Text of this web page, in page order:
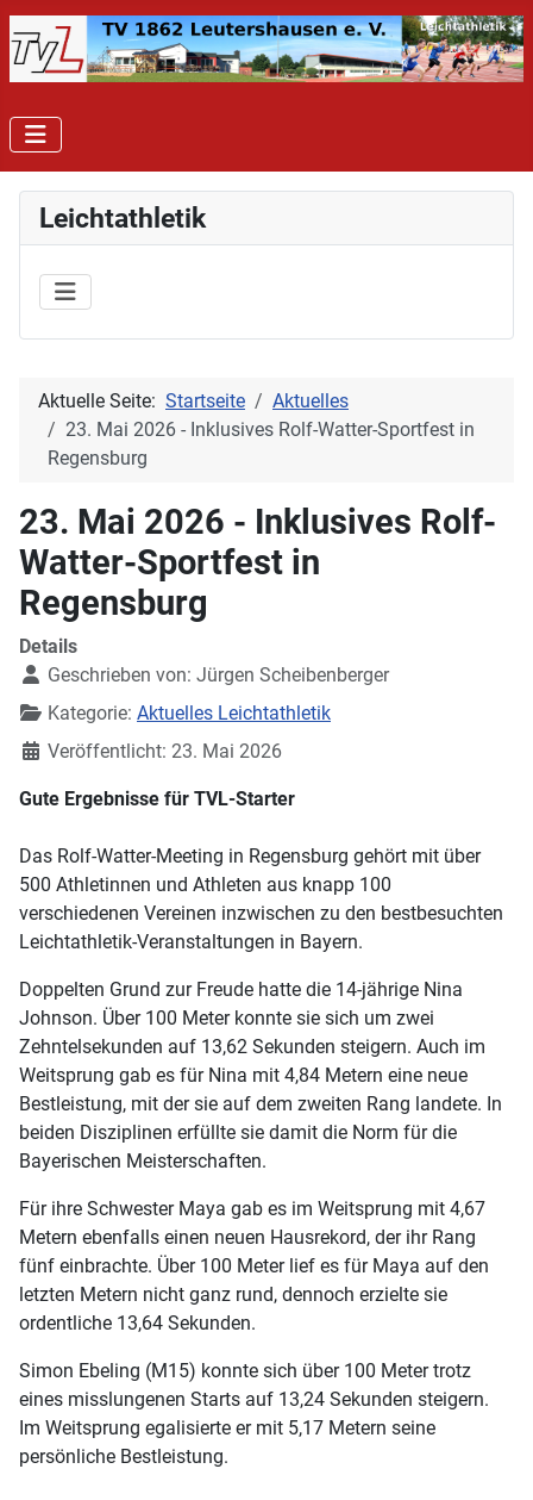
Leichtathletik
Aktuelle Seite: Startseite
Aktuelles
23. Mai 2026 - Inklusives Rolf-Watter-Sportfest in
Regensburg
23. Mai 2026 - Inklusives Rolf-
Watter-Sportfest in
Regensburg
Details
Geschrieben von: Jürgen Scheibenberger
Kategorie: Aktuelles Leichtathletik
Veröffentlicht: 23. Mai 2026
Gute Ergebnisse für TVL-Starter
Das Rolf-Watter-Meeting in Regensburg gehört mit über
500 Athletinnen und Athleten aus knapp 100
verschiedenen Vereinen inzwischen zu den bestbesuchten
Leichtathletik-Veranstaltungen in Bayern.
Doppelten Grund zur Freude hatte die 14-jährige Nina
Johnson. Über 100 Meter konnte sie sich um zwei
Zehntelsekunden auf 13,62 Sekunden steigern. Auch im
Weitsprung gab es für Nina mit 4,84 Metern eine neue
Bestleistung, mit der sie auf dem zweiten Rang landete. In
beiden Disziplinen erfüllte sie damit die Norm für die
Bayerischen Meisterschaften.
Für ihre Schwester Maya gab es im Weitsprung mit 4,67
Metern ebenfalls einen neuen Hausrekord, der ihr Rang
fünf einbrachte. Über 100 Meter lief es für Maya auf den
letzten Metern nicht ganz rund, dennoch erzielte sie
ordentliche 13,64 Sekunden.
Simon Ebeling (M15) konnte sich über 100 Meter trotz
eines misslungenen Starts auf 13,24 Sekunden steigern.
Im Weitsprung egalisierte er mit 5,17 Metern seine
persönliche Bestleistung.